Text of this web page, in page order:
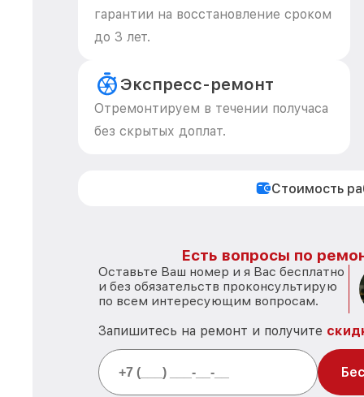
гарантии на восстановление сроком
до 3 лет.
Экспресс-ремонт
Отремонтируем в течении получаса
без скрытых доплат.
Стоимость
Есть вопросы по
Оставьте Ваш номер и я Вас бесплатно
и без обязательств проконсультирую
по всем интересующим вопросам.
Запишитесь на ремонт и получите